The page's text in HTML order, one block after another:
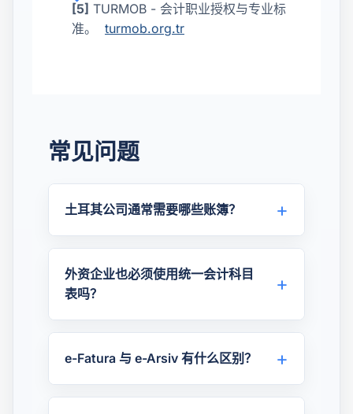
[5] TURMOB - 会计职业授权与专业标
准。
turmob.org.tr
常见问题
土耳其公司通常需要哪些账簿？
外资企业也必须使用统一会计科目
表吗？
e-Fatura 与 e-Arsiv 有什么区别？